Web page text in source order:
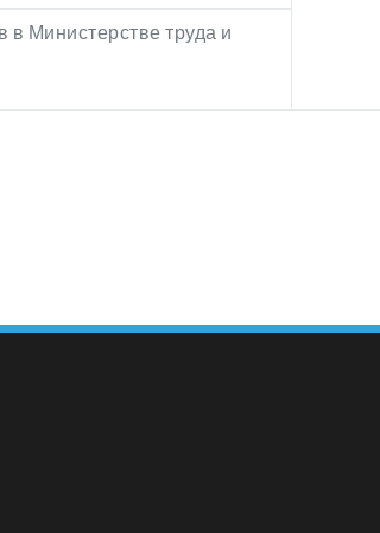
в Министерстве труда и